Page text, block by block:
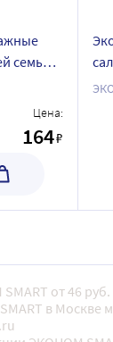
семьи
Цена:
164₽
от 46
в Москве